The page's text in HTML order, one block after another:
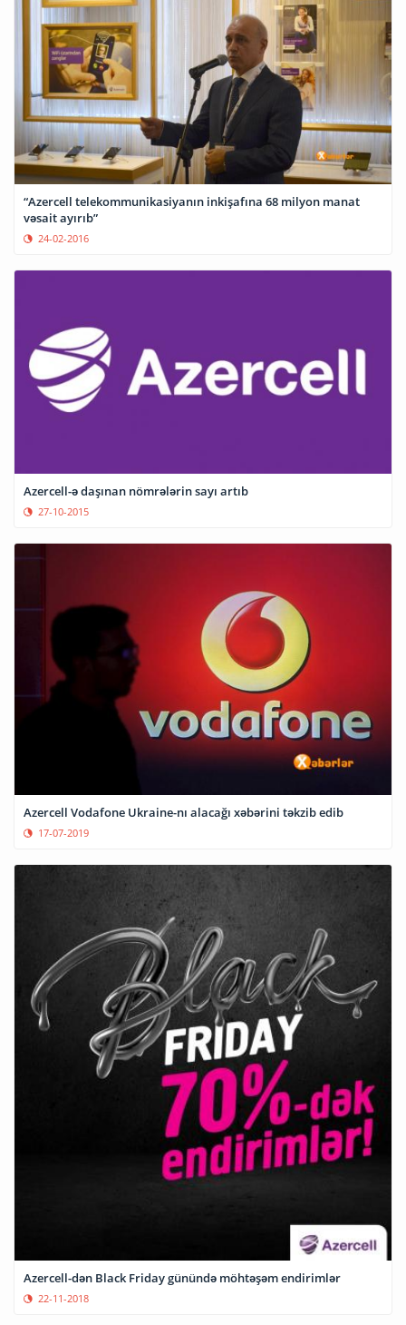
“Azercell telekommunikasiyanın inkişafına 68 milyon manat
vəsait ayırıb”
24-02-2016
Azercell-ə daşınan nömrələrin sayı artıb
27-10-2015
Azercell Vodafone Ukraine-nı alacağı xəbərini təkzib edib
17-07-2019
Azercell-dən Black Friday günündə möhtəşəm endirimlər
22-11-2018